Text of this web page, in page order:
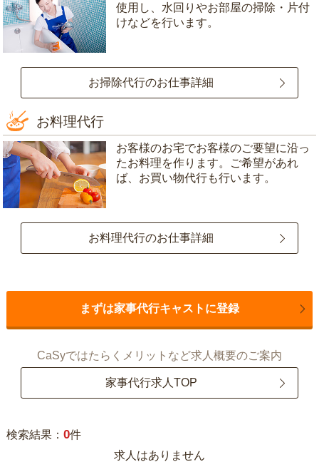
使用し、水回りやお部屋の掃除・片付
けなどを行います。
お掃除代行のお仕事詳細
お料理代行
お客様のお宅でお客様のご要望に沿っ
たお料理を作ります。ご希望があれ
ば、お買い物代行も行います。
お料理代行のお仕事詳細
まずは家事代行キャストに登録
CaSyではたらくメリットなど求人概要のご案内
家事代行求人TOP
検索結果： 0件
求人はありません